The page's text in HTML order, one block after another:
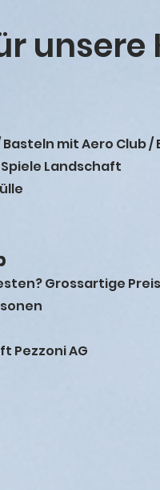
unsere
mit Aero Club /
Landschaft
Grossartige
Pezzoni AG